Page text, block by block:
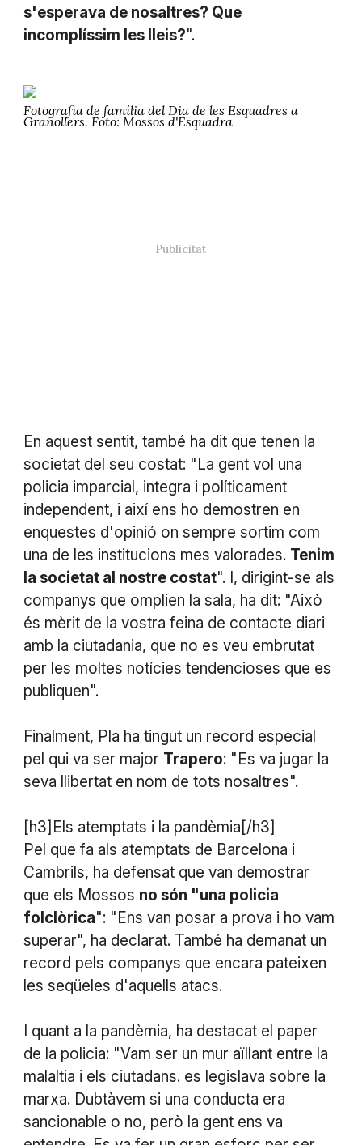
s'esperava de nosaltres? Que
incomplíssim les lleis?".
Fotografia de família del Dia de les Esquadres a
Granollers. Foto: Mossos d'Esquadra
En aquest sentit, també ha dit que tenen la
societat del seu costat: "La gent vol una
policia imparcial, integra i políticament
independent, i així ens ho demostren en
enquestes d'opinió on sempre sortim com
una de les institucions mes valorades. Tenim
la societat al nostre costat". I, dirigint-se als
companys que omplien la sala, ha dit: "Això
és mèrit de la vostra feina de contacte diari
amb la ciutadania, que no es veu embrutat
per les moltes notícies tendencioses que es
publiquen".
Finalment, Pla ha tingut un record especial
pel qui va ser major Trapero: "Es va jugar la
seva llibertat en nom de tots nosaltres".
[h3]Els atemptats i la pandèmia[/h3]
Pel que fa als atemptats de Barcelona i
Cambrils, ha defensat que van demostrar
que els Mossos no són "una policia
folclòrica": "Ens van posar a prova i ho vam
superar", ha declarat. També ha demanat un
record pels companys que encara pateixen
les seqüeles d'aquells atacs.
I quant a la pandèmia, ha destacat el paper
de la policia: "Vam ser un mur aïllant entre la
malaltia i els ciutadans. es legislava sobre la
marxa. Dubtàvem si una conducta era
sancionable o no, però la gent ens va